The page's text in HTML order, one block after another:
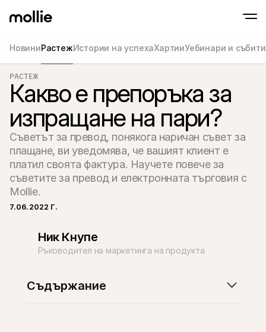
Приемайте безконтактни плащания
Научете повече
Приемайте и
онлайн плащания
Плащания на
Приемайте
терминали и
Чекаут
Предлагайте
оптимизиран за
Повтарящи се
Събиране на
За агенции
Научете повече за нашата партньорска програма за
агенции
НовиниРастежИстории на успехаХартииУебинари и
РАСТЕЖ
Какво е препоръка за
изпращане на пари?
Съветът за превод, понякога наричан съвет за
плащане, ви уведомява, че вашият клиент е
платил своята фактура. Научете повече за
съветите за превод и електронната търговия с
Mollie.
7.06.2022 Г.
Ник Кнупе
Ръководител на маркетинга на продукта
Съдържание